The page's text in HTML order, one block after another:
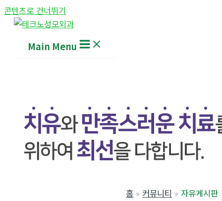
콘텐츠로 건너뛰기
Main Menu
홈 커뮤니티 자유게시판